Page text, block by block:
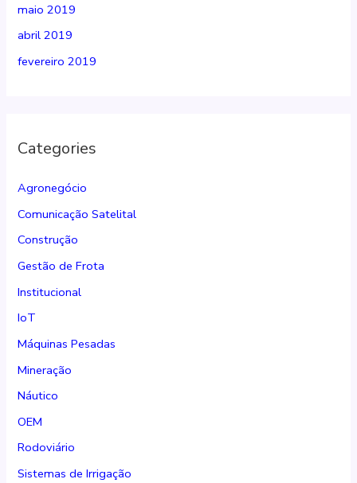
maio 2019
abril 2019
fevereiro 2019
Categories
Agronegócio
Comunicação Satelital
Construção
Gestão de Frota
Institucional
IoT
Máquinas Pesadas
Mineração
Náutico
OEM
Rodoviário
Sistemas de Irrigação